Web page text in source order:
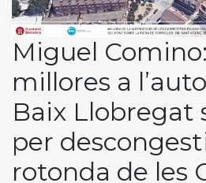
Miguel
millores a
Baix Llobregat
per
rotonda de les